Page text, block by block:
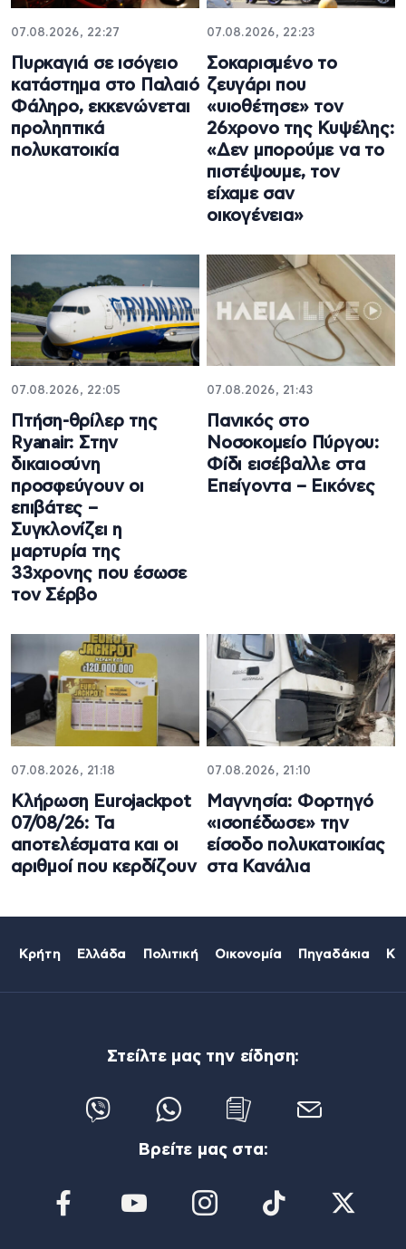
07.08.2026, 22:27
Πυρκαγιά σε ισόγειο
κατάστημα στο Παλαιό
Φάληρο, εκκενώνεται
προληπτικά
πολυκατοικία
07.08.2026, 22:23
Σοκαρισμένο το
ζευγάρι που
«υιοθέτησε» τον
26χρονο της Κυψέλης:
«Δεν μπορούμε να το
πιστέψουμε, τον
είχαμε σαν
οικογένεια»
07.08.2026, 22:05
Πτήση-θρίλερ της
Ryanair: Στην
δικαιοσύνη
προσφεύγουν οι
επιβάτες –
Συγκλονίζει η
μαρτυρία της
33χρονης που έσωσε
τον Σέρβο
07.08.2026, 21:43
Πανικός στο
Νοσοκομείο Πύργου:
Φίδι εισέβαλλε στα
Επείγοντα – Εικόνες
07.08.2026, 21:18
Κλήρωση Eurojackpot
07/08/26: Τα
αποτελέσματα και οι
αριθμοί που κερδίζουν
07.08.2026, 21:10
Μαγνησία: Φορτηγό
«ισοπέδωσε» την
είσοδο πολυκατοικίας
στα Κανάλια
Κρήτη Ελλάδα Πολιτική Οικονομία Πηγαδάκια
Στείλτε μας την είδηση:
Βρείτε μας στα: